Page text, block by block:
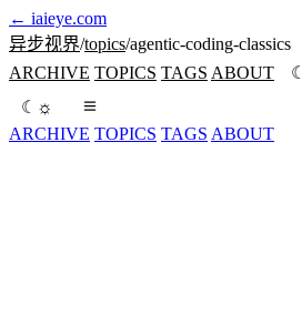
← iaieye.com
异步视界/topics/agentic-coding-classics
ARCHIVE TOPICS TAGS ABOUT ☾
☾ ☼
ARCHIVE TOPICS TAGS ABOUT